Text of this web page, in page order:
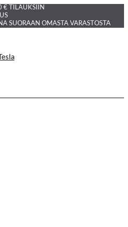
€ TILAUKSIIN
SUORAAN OMASTA VARASTOSTA